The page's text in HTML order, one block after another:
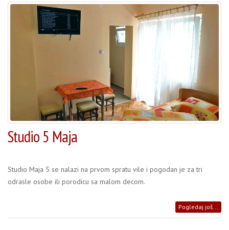
Studio 5 Maja
Studio Maja 5 se nalazi na prvom spratu vile i pogodan je za tri
odrasle osobe ili porodicu sa malom decom.
Pogledaj još...